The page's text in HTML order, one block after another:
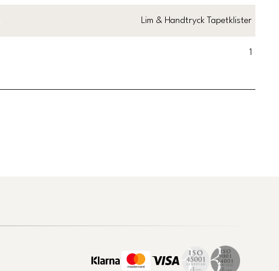
Lim & Handtryck Tapetklister
1